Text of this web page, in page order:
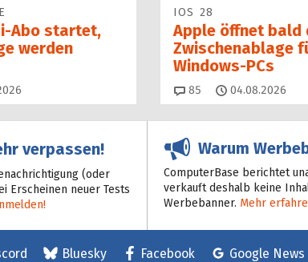
Abo startet,
werden
IOS 28
Apple öffnet bald
Zwischenablage
Windows-PCs
85 Kommentare
04.08.2026
verpassen!
(oder
Erscheinen neuer Tests
Warum
ComputerBase berichtet
verkauft deshalb keine
Werbebanner. Mehr
Bluesky Facebook Google News